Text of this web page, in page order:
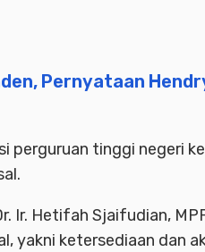
Pernyataan
perguruan tinggi negeri
Ir. Hetifah Sjaifudian,
yakni ketersediaan dan